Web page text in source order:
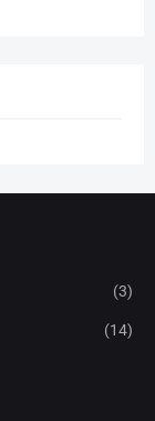
(3)
(14)